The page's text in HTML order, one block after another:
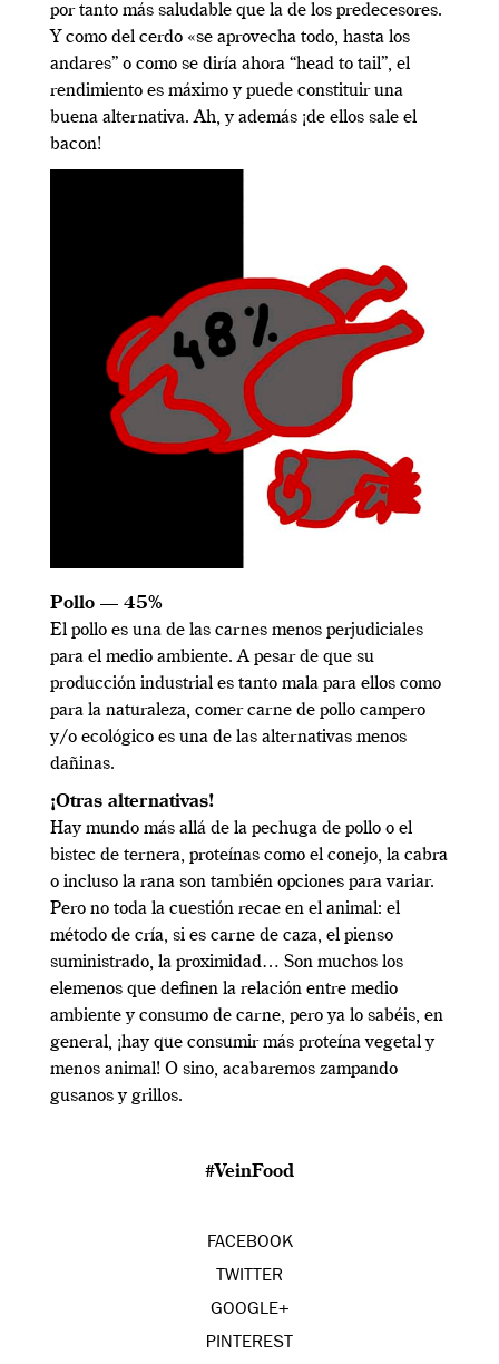
por tanto más saludable que la de los predecesores.
Y como del cerdo «se aprovecha todo, hasta los
andares” o como se diría ahora “head to tail”, el
rendimiento es máximo y puede constituir una
buena alternativa. Ah, y además ¡de ellos sale el
bacon!
Pollo — 45%
El pollo es una de las carnes menos perjudiciales
para el medio ambiente. A pesar de que su
producción industrial es tanto mala para ellos como
para la naturaleza, comer carne de pollo campero
y/o ecológico es una de las alternativas menos
dañinas.
¡Otras alternativas!
Hay mundo más allá de la pechuga de pollo o el
bistec de ternera, proteínas como el conejo, la cabra
o incluso la rana son también opciones para variar.
Pero no toda la cuestión recae en el animal: el
método de cría, si es carne de caza, el pienso
suministrado, la proximidad… Son muchos los
elemenos que definen la relación entre medio
ambiente y consumo de carne, pero ya lo sabéis, en
general, ¡hay que consumir más proteína vegetal y
menos animal! O sino, acabaremos zampando
gusanos y grillos.
#VeinFood
FACEBOOK
TWITTER
GOOGLE+
PINTEREST